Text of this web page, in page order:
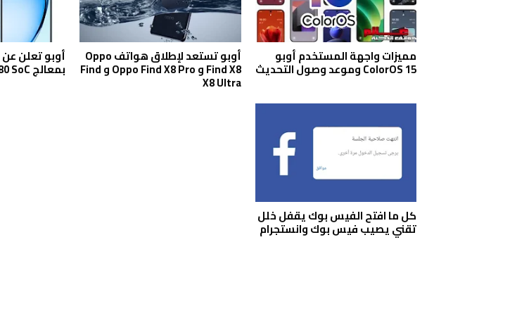
مميزات واجهة المستخدم أوبو
ColorOS 15 وموعد وصول التحديث
أوبو تستعد لإطلاق هواتف Oppo
Find X8 و Oppo Find X8 Pro و Find
X8 Ultra
بمعالج Snapdragon 680 SoC
كل ما افتح الفيس بوك يقفل خلل
تقني يصيب فيس بوك وانستجرام